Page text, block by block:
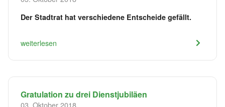
Der Stadtrat hat verschiedene Entscheide gefällt.
weiterlesen
Gratulation zu drei Dienstjubiläen